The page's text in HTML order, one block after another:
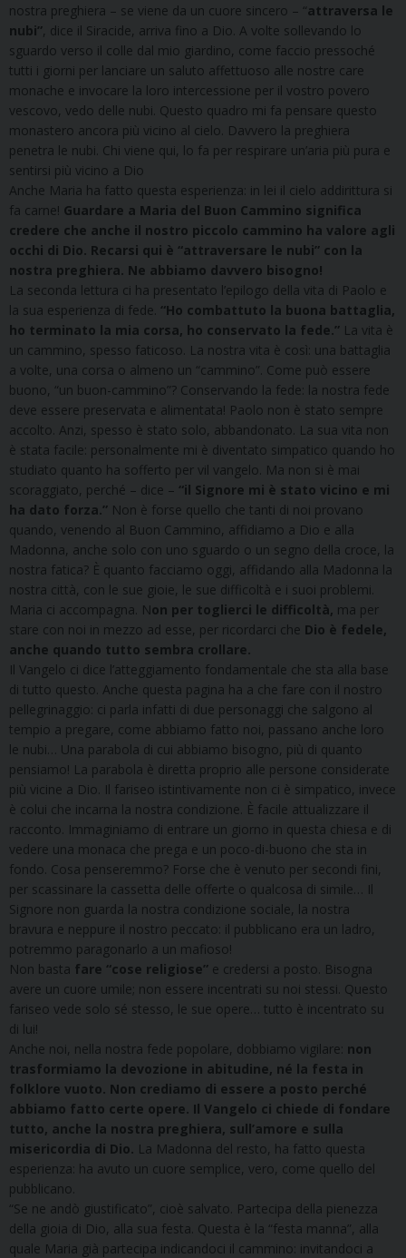
nostra preghiera – se viene da un cuore sincero – “attraversa le
nubi”, dice il Siracide, arriva fino a Dio. A volte sollevando lo
sguardo verso il colle dal mio giardino, come faccio pressoché
tutti i giorni per lanciare un saluto affettuoso alle nostre care
monache e invocare la loro intercessione per il vostro povero
vescovo, vedo delle nubi. Questo quadro mi fa pensare questo
monastero ancora più vicino al cielo. Davvero la preghiera
penetra le nubi. Chi viene qui, lo fa per respirare un’aria più pura e
sentirsi più vicino a Dio
Anche Maria ha fatto questa esperienza: in lei il cielo addirittura si
fa carne! Guardare a Maria del Buon Cammino significa
credere che anche il nostro piccolo cammino ha valore agli
occhi di Dio. Recarsi qui è “attraversare le nubi” con la
nostra preghiera. Ne abbiamo davvero bisogno!
La seconda lettura ci ha presentato l’epilogo della vita di Paolo e
la sua esperienza di fede. “Ho combattuto la buona battaglia,
ho terminato la mia corsa, ho conservato la fede.” La vita è
un cammino, spesso faticoso. La nostra vita è così: una battaglia
a volte, una corsa o almeno un “cammino”. Come può essere
buono, “un buon-cammino”? Conservando la fede: la nostra fede
deve essere preservata e alimentata! Paolo non è stato sempre
accolto. Anzi, spesso è stato solo, abbandonato. La sua vita non
è stata facile: personalmente mi è diventato simpatico quando ho
studiato quanto ha sofferto per vil vangelo. Ma non si è mai
scoraggiato, perché – dice – “il Signore mi è stato vicino e mi
ha dato forza.” Non è forse quello che tanti di noi provano
quando, venendo al Buon Cammino, affidiamo a Dio e alla
Madonna, anche solo con uno sguardo o un segno della croce, la
nostra fatica? È quanto facciamo oggi, affidando alla Madonna la
nostra città, con le sue gioie, le sue difficoltà e i suoi problemi.
Maria ci accompagna. Non per toglierci le difficoltà, ma per
stare con noi in mezzo ad esse, per ricordarci che Dio è fedele,
anche quando tutto sembra crollare.
Il Vangelo ci dice l’atteggiamento fondamentale che sta alla base
di tutto questo. Anche questa pagina ha a che fare con il nostro
pellegrinaggio: ci parla infatti di due personaggi che salgono al
tempio a pregare, come abbiamo fatto noi, passano anche loro
le nubi… Una parabola di cui abbiamo bisogno, più di quanto
pensiamo! La parabola è diretta proprio alle persone considerate
più vicine a Dio. Il fariseo istintivamente non ci è simpatico, invece
è colui che incarna la nostra condizione. È facile attualizzare il
racconto. Immaginiamo di entrare un giorno in questa chiesa e di
vedere una monaca che prega e un poco-di-buono che sta in
fondo. Cosa penseremmo? Forse che è venuto per secondi fini,
per scassinare la cassetta delle offerte o qualcosa di simile… Il
Signore non guarda la nostra condizione sociale, la nostra
bravura e neppure il nostro peccato: il pubblicano era un ladro,
potremmo paragonarlo a un mafioso!
Non basta fare “cose religiose” e credersi a posto. Bisogna
avere un cuore umile; non essere incentrati su noi stessi. Questo
fariseo vede solo sé stesso, le sue opere… tutto è incentrato su
di lui!
Anche noi, nella nostra fede popolare, dobbiamo vigilare: non
trasformiamo la devozione in abitudine, né la festa in
folklore vuoto. Non crediamo di essere a posto perché
abbiamo fatto certe opere. Il Vangelo ci chiede di fondare
tutto, anche la nostra preghiera, sull’amore e sulla
misericordia di Dio. La Madonna del resto, ha fatto questa
esperienza: ha avuto un cuore semplice, vero, come quello del
pubblicano.
“Se ne andò giustificato”, cioè salvato. Partecipa della pienezza
della gioia di Dio, alla sua festa. Questa è la “festa manna”, alla
quale Maria già partecipa indicandoci il cammino: invitandoci a